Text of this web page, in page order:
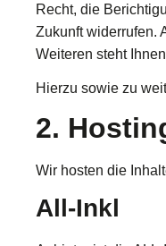
Recht, die
Zukunft widerrufen.
Weiteren steht
Hierzu sowie zu
2.
Wir hosten die
All-Inkl